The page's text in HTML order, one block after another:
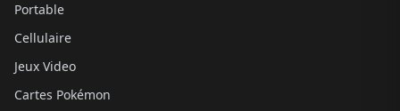
Portable
Cellulaire
Jeux Video
Cartes Pokémon